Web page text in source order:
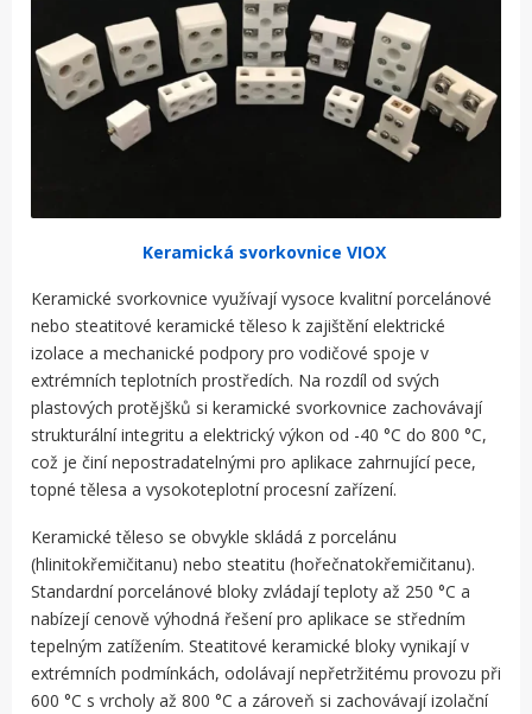
Keramická svorkovnice VIOX
Keramické svorkovnice využívají vysoce kvalitní porcelánové
nebo steatitové keramické těleso k zajištění elektrické
izolace a mechanické podpory pro vodičové spoje v
extrémních teplotních prostředích. Na rozdíl od svých
plastových protějšků si keramické svorkovnice zachovávají
strukturální integritu a elektrický výkon od -40 °C do 800 °C,
což je činí nepostradatelnými pro aplikace zahrnující pece,
topné tělesa a vysokoteplotní procesní zařízení.
Keramické těleso se obvykle skládá z porcelánu
(hlinitokřemičitanu) nebo steatitu (hořečnatokřemičitanu).
Standardní porcelánové bloky zvládají teploty až 250 °C a
nabízejí cenově výhodná řešení pro aplikace se středním
tepelným zatížením. Steatitové keramické bloky vynikají v
extrémních podmínkách, odolávají nepřetržitému provozu při
600 °C s vrcholy až 800 °C a zároveň si zachovávají izolační